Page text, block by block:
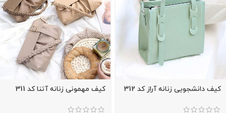
کیف دانشجویی زنانه آراز کد 312 کیف مهمونی زنانه آتنا کد 311